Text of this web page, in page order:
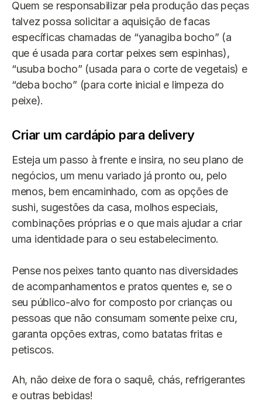
Quem se responsabilizar pela produção das peças
talvez possa solicitar a aquisição de facas
específicas chamadas de “yanagiba bocho” (a
que é usada para cortar peixes sem espinhas),
“usuba bocho” (usada para o corte de vegetais) e
“deba bocho” (para corte inicial e limpeza do
peixe).
Criar um cardápio para delivery
Esteja um passo à frente e insira, no seu plano de
negócios, um menu variado já pronto ou, pelo
menos, bem encaminhado, com as opções de
sushi, sugestões da casa, molhos especiais,
combinações próprias e o que mais ajudar a criar
uma identidade para o seu estabelecimento.
Pense nos peixes tanto quanto nas diversidades
de acompanhamentos e pratos quentes e, se o
seu público-alvo for composto por crianças ou
pessoas que não consumam somente peixe cru,
garanta opções extras, como batatas fritas e
petiscos.
Ah, não deixe de fora o saquê, chás, refrigerantes
e outras bebidas!